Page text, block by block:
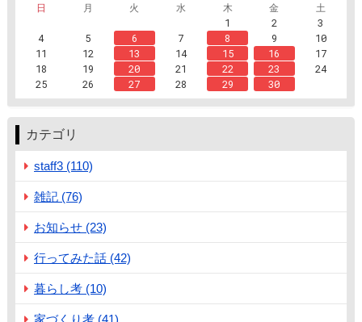
日
月 火 水 木 金
土
1
2
3
4
5 6 7 8 9
10
11
12 13 14 15 16
17
18
19 20 21 22 23
24
25
26 27 28 29 30
カテゴリ
staff3 (110)
雑記 (76)
お知らせ (23)
行ってみた話 (42)
暮らし考 (10)